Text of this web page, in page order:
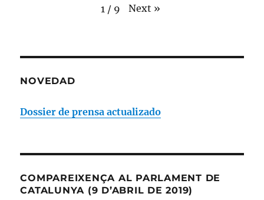
1 / 9 Next »
NOVEDAD
Dossier de prensa actualizado
COMPAREIXENÇA AL PARLAMENT DE
CATALUNYA (9 D’ABRIL DE 2019)